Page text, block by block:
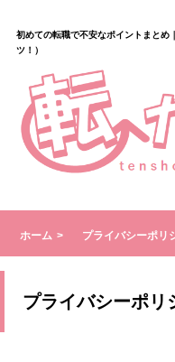
初めての転職で不安なポイントまとめ
ツ！）
ホーム プライバシーポリ
プライバシーポリ